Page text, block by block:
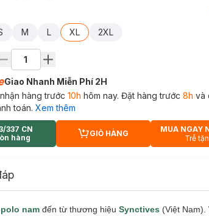
M L XL 2XL
Giao Nhanh Miễn Phí 2H
hàng trước 10h hôm nay. Đặt hàng trước 8h và
toán. Xem thêm
337 CN
hàng
CART PLUS ICON
GIỎ HÀNG
MUA NGAY
Trễ
nam đến từ thương hiệu Synctives (Việt